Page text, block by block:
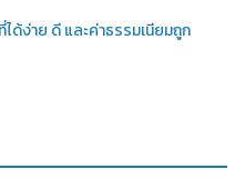
ด้ง่าย ดี และค่าธรรมเนียมถูก